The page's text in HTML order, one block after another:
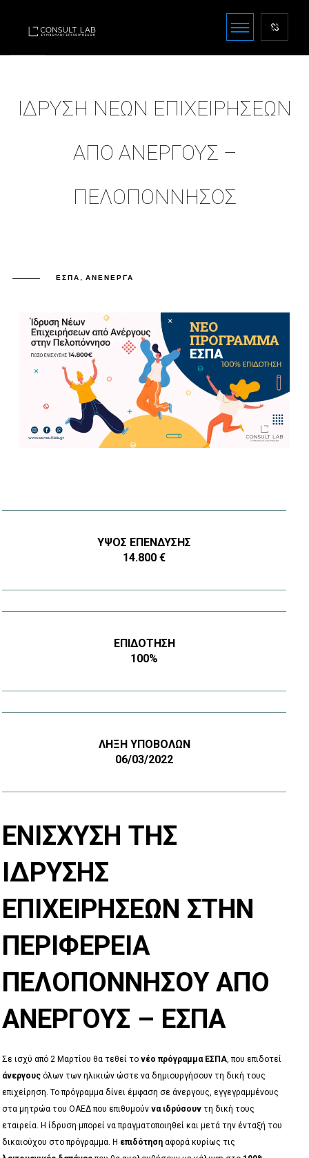
ΊΔΡΥΣΗ ΝΈΩΝ ΕΠΙΧΕΙΡΉΣΕΩΝ
ΑΠΌ ΑΝΈΡΓΟΥΣ –
ΠΕΛΟΠΌΝΝΗΣΟΣ
ΕΣΠΑ , ΑΝΕΝΕΡΓΆ
ΎΨΟΣ ΕΠΈΝΔΥΣΗΣ
14.800 €
ΕΠΙΔΌΤΗΣΗ
100%
ΛΉΞΗ ΥΠΟΒΟΛΏΝ
06/03/2022
ΕΝΊΣΧΥΣΗ ΤΗΣ
ΊΔΡΥΣΗΣ
ΕΠΙΧΕΙΡΉΣΕΩΝ ΣΤΗΝ
ΠΕΡΙΦΈΡΕΙΑ
ΠΕΛΟΠΟΝΝΉΣΟΥ ΑΠΌ
ΑΝΈΡΓΟΥΣ – ΕΣΠΑ
Σε ισχύ από 2 Μαρτίου θα τεθεί το νέο πρόγραμμα ΕΣΠΑ, που επιδοτεί
άνεργουςόλων των ηλικιών ώστε να δημιουργήσουν τη δική τους
επιχείρηση. Το πρόγραμμα δίνει έμφαση σε άνεργους, εγγεγραμμένους
στα μητρώα του ΟΑΕΔ που επιθυμούν να ιδρύσουντη δική τους
εταιρεία. Η ίδρυση μπορεί να πραγματοποιηθεί και μετά την ένταξή του
δικαιούχου στο πρόγραμμα. Η επιδότησηαφορά κυρίως τις